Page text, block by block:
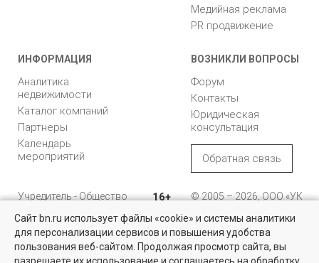
Найти квартиру - это просто!
Выбирайте среди 14 тысяч проверенных вариантов на вторичом
Медийная реклама
PR продвижение
ИНФОРМАЦИЯ
Аналитика
недвижимости
Каталог компаний
Партнеры
Календарь
мероприятий
ВОЗНИКЛИ ВОПРОСЫ
Форум
Контакты
Юридическая
консультация
Обратная связь
Учредитель - Общество
ответственностью
"Управляющая
компания "Бюллетень
недвижимости"
16+
© 2005 – 2026, ООО «УК
196105, Санкт-
Петербург, пр. Юрия
Гагарина, 1
Сайт bn.ru использует файлы «cookie» и системы аналитики
для персонализации сервисов и повышения удобства
пользования веб-сайтом. Продолжая просмотр сайта, вы